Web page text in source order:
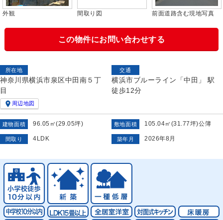
外観 間取り図 前面道路含む現地写真
この物件にお問い合わせする
所在地
神奈川県横浜市泉区中田南５丁
目
 周辺地図
交通
横浜市ブルーライン「中田」 駅
徒歩12分
建物面積 96.05㎡(29.05坪) 敷地面積 105.04㎡(31.77坪)公簿
間取り 4LDK 築年月 2026年8月